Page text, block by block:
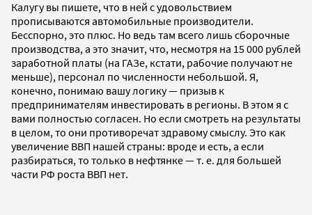
Калугу вы пишете, что в ней с удовольствием
прописываются автомобильные производители.
Бесспорно, это плюс. Но ведь там всего лишь сборочные
производства, а это значит, что, несмотря на 15 000 рублей
заработной платы (на ГАЗе, кстати, рабочие получают не
меньше), персонал по численности небольшой. Я,
конечно, понимаю вашу логику — призыв к
предпринимателям инвестировать в регионы. В этом я с
вами полностью согласен. Но если смотреть на результаты
в целом, то они противоречат здравому смыслу. Это как
увеличение ВВП нашей страны: вроде и есть, а если
разбираться, то только в нефтянке — т. е. для большей
части РФ роста ВВП нет.